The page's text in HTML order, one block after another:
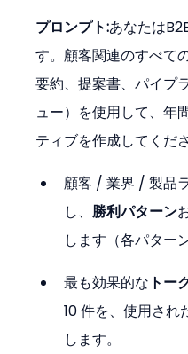
プロンプト:あなたは
す。顧客関連のすべて
要約、提案書、パイプ
ュー）を使用して、年
ティブを作成してくだ
顧客 / 業界 / 製品
し、 勝利パターン
します（各パター
最も効果的な トー
10 件を、使用され
します。